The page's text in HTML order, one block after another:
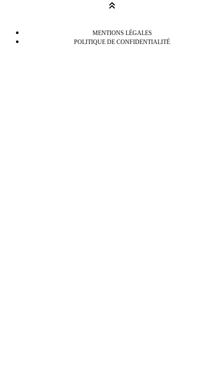
MENTIONS LÉGALES
POLITIQUE DE CONFIDENTIALITÉ